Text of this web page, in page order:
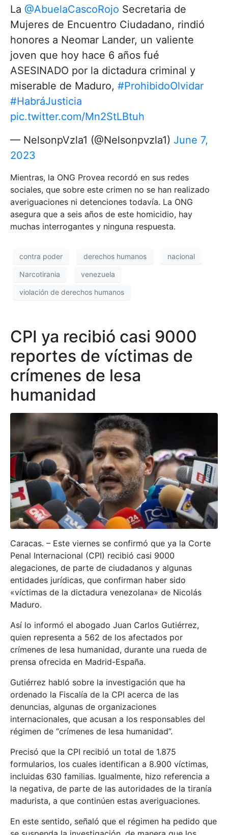
La @AbuelaCascoRojo Secretaria de
Mujeres de Encuentro Ciudadano, rindió
honores a Neomar Lander, un valiente
joven que hoy hace 6 años fué
ASESINADO por la dictadura criminal y
miserable de Maduro, #ProhibidoOlvidar
#HabráJusticia
pic.twitter.com/Mn2StLBtuh
— NelsonpVzla1 (@Nelsonpvzla1) June 7,
2023
Mientras, la ONG Provea recordó en sus redes
sociales, que sobre este crimen no se han realizado
averiguaciones ni detenciones todavía. La ONG
asegura que a seis años de este homicidio, hay
muchas interrogantes y ninguna respuesta.
contra poder derechos humanos nacional
Narcotirania venezuela
violación de derechos humanos
CPI ya recibió casi 9000
reportes de víctimas de
crímenes de lesa
humanidad
Caracas. – Este viernes se confirmó que ya la Corte
Penal Internacional (CPI) recibió casi 9000
alegaciones, de parte de ciudadanos y algunas
entidades jurídicas, que confirman haber sido
«víctimas de la dictadura venezolana» de Nicolás
Maduro.
Así lo informó el abogado Juan Carlos Gutiérrez,
quien representa a 562 de los afectados por
crímenes de lesa humanidad, durante una rueda de
prensa ofrecida en Madrid-España.
Gutiérrez habló sobre la investigación que ha
ordenado la Fiscalía de la CPI acerca de las
denuncias, algunas de organizaciones
internacionales, que acusan a los responsables del
régimen de “crímenes de lesa humanidad”.
Precisó que la CPI recibió un total de 1.875
formularios, los cuales identifican a 8.900 víctimas,
incluidas 630 familias. Igualmente, hizo referencia a
la negativa, de parte de las autoridades de la tiranía
madurista, a que continúen estas averiguaciones.
En este sentido, señaló que el régimen ha pedido que